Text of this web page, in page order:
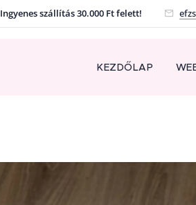
Ingyenes szállítás 30.000 Ft felett!
KEZDŐLAP